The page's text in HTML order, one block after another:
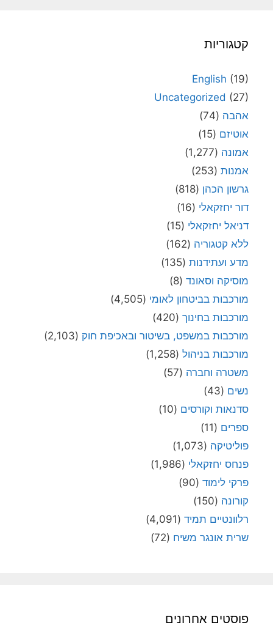
קטגוריות
English (19)
Uncategorized (27)
אהבה (74)
אוטיזם (15)
אמונה (1,277)
אמנות (253)
גרשון הכהן (818)
דור יחזקאלי (16)
דניאל יחזקאלי (15)
ללא קטגוריה (162)
מדע ועתידנות (135)
מוסיקה וסאונד (8)
מורכבות בביטחון לאומי (4,505)
מורכבות בחינוך (420)
מורכבות במשפט, בשיטור ובאכיפת חוק (2,103)
מורכבות בניהול (1,258)
משטרה וחברה (57)
נשים (43)
סדנאות וקורסים (10)
ספרים (11)
פוליטיקה (1,073)
פנחס יחזקאלי (1,986)
פרקי לימוד (90)
קורונה (150)
רלוונטיים תמיד (4,091)
שרית אונגר משיח (72)
פוסטים אחרונים